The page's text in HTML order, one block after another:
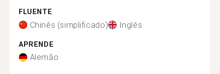
FLUENTE
Chinês (simplificado) Inglês
APRENDE
Alemão